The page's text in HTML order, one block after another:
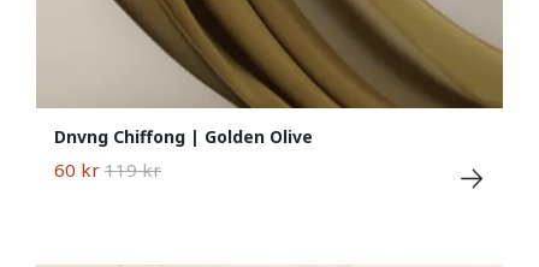
Dnvng Chiffong | Golden Olive
60 kr 119 kr